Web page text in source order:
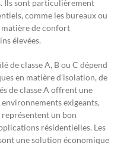
Ils sont particulièrement
comme les bureaux ou
matière de confort
élevées.
de classe A, B ou C dépend
en matière d’isolation, de
de classe A offrent une
exigeants,
représentent un bon
résidentielles. Les
une solution économique